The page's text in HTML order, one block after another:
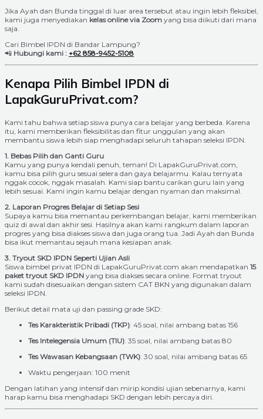
Jika Ayah dan Bunda tinggal di luar area tersebut atau ingin lebih fleksibel,
kami juga menyediakan kelas online via Zoom yang bisa diikuti dari mana
saja.
Cari Bimbel IPDN di Bandar Lampung?
📲 Hubungi kami : +62 858-9452-5108
Kenapa Pilih Bimbel IPDN di
LapakGuruPrivat.com?
Kami tahu bahwa setiap siswa punya cara belajar yang berbeda. Karena
itu, kami memberikan fleksibilitas dan fitur unggulan yang akan
membantu siswa lebih siap menghadapi seluruh tahapan seleksi IPDN.
1. Bebas Pilih dan Ganti Guru
Kamu yang punya kendali penuh, teman! Di LapakGuruPrivat.com,
kamu bisa pilih guru sesuai selera dan gaya belajarmu. Kalau ternyata
nggak cocok, nggak masalah. Kami siap bantu carikan guru lain yang
lebih sesuai. Kami ingin kamu belajar dengan nyaman dan maksimal.
2. Laporan Progres Belajar di Setiap Sesi
Supaya kamu bisa memantau perkembangan belajar, kami memberikan
quiz di awal dan akhir sesi. Hasilnya akan kami rangkum dalam laporan
progres yang bisa diakses siswa dan juga orang tua. Jadi Ayah dan Bunda
bisa ikut memantau sejauh mana kesiapan anak.
3. Tryout SKD IPDN Seperti Ujian Asli
Siswa bimbel privat IPDN di LapakGuruPrivat.com akan mendapatkan 15
paket tryout SKD IPDN yang bisa diakses secara online. Format tryout
kami sudah disesuaikan dengan sistem CAT BKN yang digunakan dalam
seleksi IPDN.
Berikut detail mata uji dan passing grade SKD:
Tes Karakteristik Pribadi (TKP): 45 soal, nilai ambang batas 156
Tes Intelegensia Umum (TIU): 35 soal, nilai ambang batas 80
Tes Wawasan Kebangsaan (TWK): 30 soal, nilai ambang batas 65
Waktu pengerjaan: 100 menit
Dengan latihan yang intensif dan mirip kondisi ujian sebenarnya, kami
harap kamu bisa menghadapi SKD dengan lebih percaya diri.